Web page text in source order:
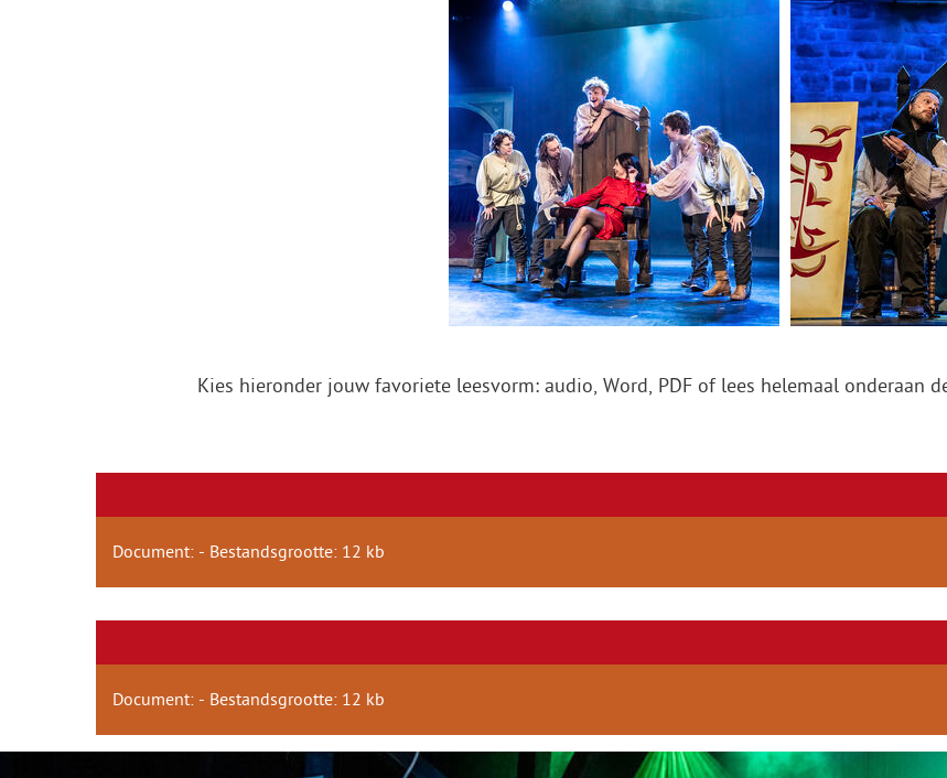
Kies hieronder jouw favoriete leesvorm: audio, Word, PDF of lees helemaal onderaan
Document: - Bestandsgrootte: 12 kb
Document: - Bestandsgrootte: 12 kb